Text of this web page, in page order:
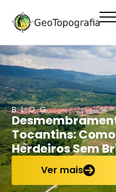
conteúdo
BLOG
Tocantins:
Herdeiros Sem
Ver mais